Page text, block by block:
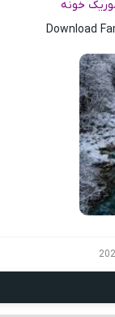
خونه
Download